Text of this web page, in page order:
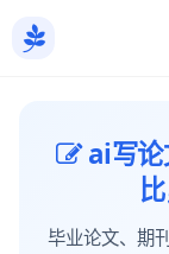
ai写论
毕业论文、期